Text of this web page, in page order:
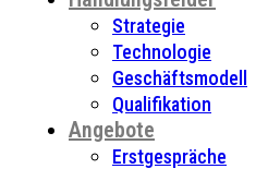
Strategie
Technologie
Geschäftsmodell
Qualifikation
Angebote
Erstgespräche